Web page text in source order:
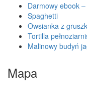
Darmowy ebook
Spaghetti
Owsianka z
Tortilla
Malinowy budyń
Mapa